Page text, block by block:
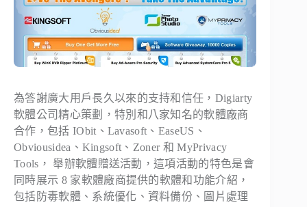
為答謝廣大用戶長久以來的支持和信任，Digiarty
軟體公司精心策劃，特別和八家知名的軟體廠商
合作，包括 IObit、Lavasoft、EaseUS、
Obviousidea、Kingsoft、Zoner 和 MyPrivacy
Tools， 舉辦軟體贈送活動，這項活動的特色是會
同時展示 8 家軟體廠商提供的軟體和功能介紹，
包括防毒軟體、系統優化、資料備份、圖片處理